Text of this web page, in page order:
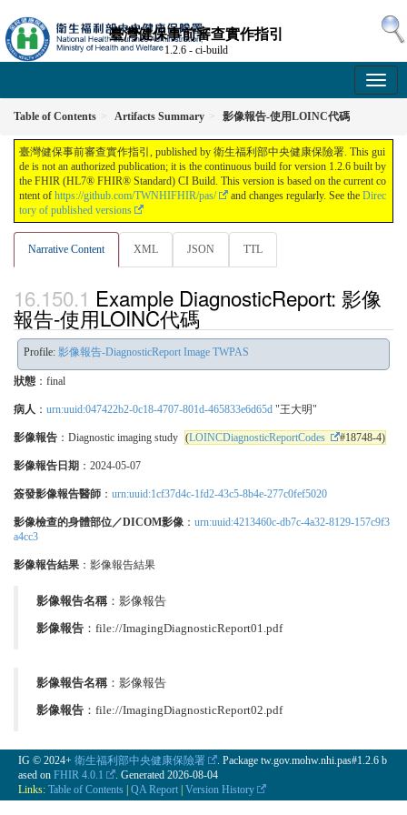
臺灣健保事前審查實作指引
1.2.6 - ci-build
Table of Contents Artifacts Summary 影像報告-使用LOINC代碼
臺灣健保事前審查實作指引, published by 衛生福利部中央健康保險署. This gui
de is not an authorized publication; it is the continuous build for version 1.2.6 built by
the FHIR (HL7® FHIR® Standard) CI Build. This version is based on the current co
ntent of https://github.com/TWNHIFHIR/pas/ and changes regularly. See the Direc
tory of published versions
Narrative Content XML JSON TTL
Example DiagnosticReport: 影像
報告-使用LOINC代碼
Profile: 影像報告-DiagnosticReport Image TWPAS
狀態 ：final
病人 ： urn:uuid:047422b2-0c18-4707-801d-465833e6d65d "王大明"
影像報告 ：Diagnostic imaging study (LOINCDiagnosticReportCodes #18748-4)
影像報告日期 ：2024-05-07
簽發影像報告醫師 ： urn:uuid:1cf37d4c-1fd2-43c5-8b4e-277c0fef5020
影像檢查的身體部位／DICOM影像 ： urn:uuid:4213460c-db7c-4a32-8129-157c9f3
a4cc3
影像報告結果 ：影像報告結果
影像報告名稱 ：影像報告
影像報告 ：file://ImagingDiagnosticReport01.pdf
影像報告名稱 ：影像報告
影像報告 ：file://ImagingDiagnosticReport02.pdf
IG © 2024+ 衛生福利部中央健康保險署
. Package tw.gov.mohw.nhi.pas#1.2.6 b
ased on FHIR 4.0.1 . Generated 2026-08-04
Links: Table of Contents | QA Report | Version History